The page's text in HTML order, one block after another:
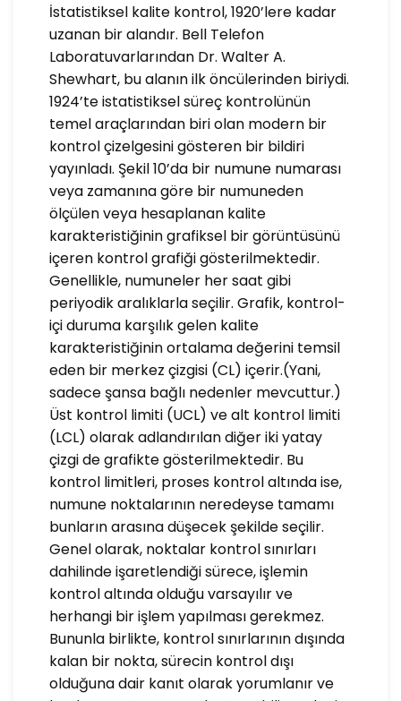
İstatistiksel kalite kontrol, 1920’lere kadar
uzanan bir alandır. Bell Telefon
Laboratuvarlarından Dr. Walter A.
Shewhart, bu alanın ilk öncülerinden biriydi.
1924’te istatistiksel süreç kontrolünün
temel araçlarından biri olan modern bir
kontrol çizelgesini gösteren bir bildiri
yayınladı. Şekil 10’da bir numune numarası
veya zamanına göre bir numuneden
ölçülen veya hesaplanan kalite
karakteristiğinin grafiksel bir görüntüsünü
içeren kontrol grafiği gösterilmektedir.
Genellikle, numuneler her saat gibi
periyodik aralıklarla seçilir. Grafik, kontrol-
içi duruma karşılık gelen kalite
karakteristiğinin ortalama değerini temsil
eden bir merkez çizgisi (CL) içerir.(Yani,
sadece şansa bağlı nedenler mevcuttur.)
Üst kontrol limiti (UCL) ve alt kontrol limiti
(LCL) olarak adlandırılan diğer iki yatay
çizgi de grafikte gösterilmektedir. Bu
kontrol limitleri, proses kontrol altında ise,
numune noktalarının neredeyse tamamı
bunların arasına düşecek şekilde seçilir.
Genel olarak, noktalar kontrol sınırları
dahilinde işaretlendiği sürece, işlemin
kontrol altında olduğu varsayılır ve
herhangi bir işlem yapılması gerekmez.
Bununla birlikte, kontrol sınırlarının dışında
kalan bir nokta, sürecin kontrol dışı
olduğuna dair kanıt olarak yorumlanır ve